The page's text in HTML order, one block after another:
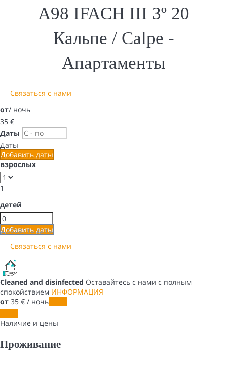
A98 IFACH III 3º 20
Кальпе / Calpe -
Апартаменты
Связаться с нами
от/ ночь
35 €
Даты
Даты
Добавить даты
взрослых
1
детей
Добавить даты
Связаться с нами
Cleaned and disinfected Оставайтесь с нами с полным
спокойствием ИНФОРМАЦИЯ
от 35 € / ночь
Наличие и цены
Проживание